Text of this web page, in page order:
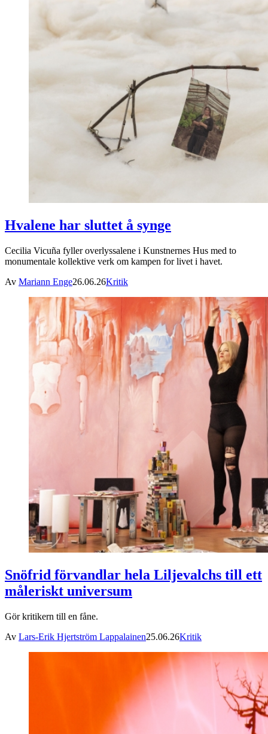
Hvalene har sluttet å synge
Cecilia Vicuña fyller overlyssalene i Kunstnernes Hus med to
monumentale kollektive verk om kampen for livet i havet.
Av Mariann Enge26.06.26Kritik
Snöfrid förvandlar hela Liljevalchs till ett
måleriskt universum
Gör kritikern till en fåne.
Av Lars-Erik Hjertström Lappalainen25.06.26Kritik